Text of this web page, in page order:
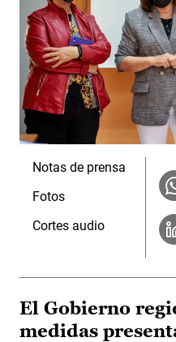
Notas de prensa
Fotos
Cortes audio
El Gobierno
medidas